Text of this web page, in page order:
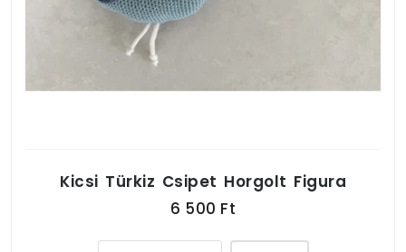
Kicsi Türkiz Csipet Horgolt Figura
6 500 Ft